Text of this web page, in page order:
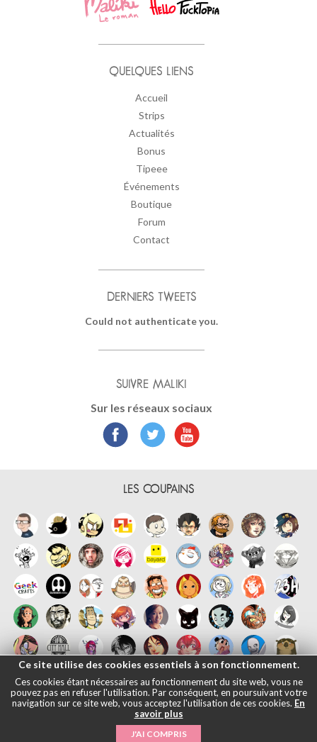
QUELQUES LIENS
Accueil
Strips
Actualités
Bonus
Tipeee
Événements
Boutique
Forum
Contact
DERNIERS TWEETS
Could not authenticate you.
SUIVRE MALIKI
Sur les réseaux sociaux
LES COUPAINS
日本語|Mentions légales
2026
Ce site utilise des cookies essentiels à son fonctionnement.
Ces cookies étant nécessaires au fonctionnement du site web, vous ne
pouvez pas en refuser l'utilisation. Par conséquent, en poursuivant votre
navigation sur ce site web, vous acceptez l'utilisation de ces cookies. En
savoir plus
J'AI COMPRIS